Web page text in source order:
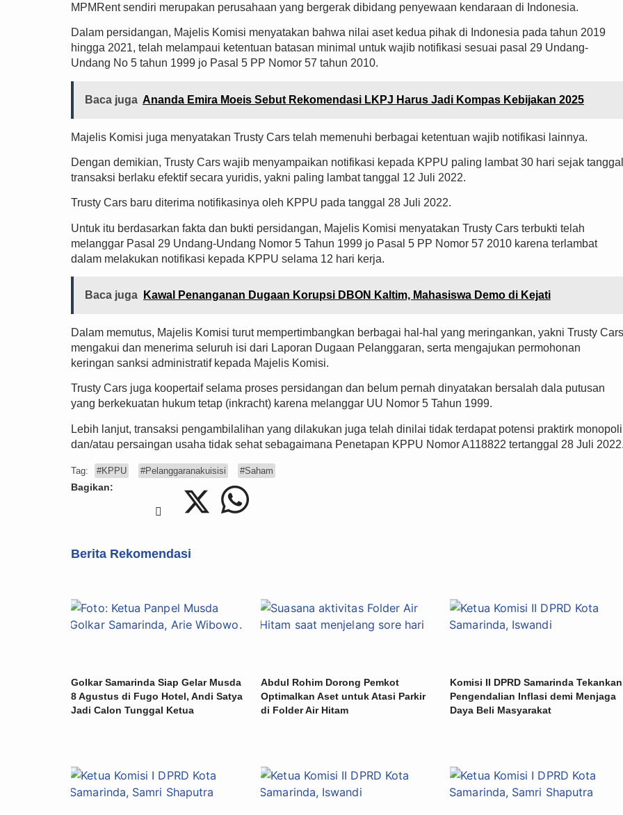
MPMRent sendiri merupakan perusahaan yang bergerak dibidang penyewaan kendaraan di Indonesia.
Dalam persidangan, Majelis Komisi menyatakan bahwa nilai aset kedua pihak di Indonesia pada tahun 2019
hingga 2021, telah melampaui ketentuan batasan minimal untuk wajib notifikasi sesuai pasal 29 Undang-
Undang No 5 tahun 1999 jo Pasal 5 PP Nomor 57 tahun 2010.
Baca juga Ananda Emira Moeis Sebut Rekomendasi LKPJ Harus Jadi Kompas Kebijakan 2025
Majelis Komisi juga menyatakan Trusty Cars telah memenuhi berbagai ketentuan wajib notifikasi lainnya.
Dengan demikian, Trusty Cars wajib menyampaikan notifikasi kepada KPPU paling lambat 30 hari sejak tanggal
transaksi berlaku efektif secara yuridis, yakni paling lambat tanggal 12 Juli 2022.
Trusty Cars baru diterima notifikasinya oleh KPPU pada tanggal 28 Juli 2022.
Untuk itu berdasarkan fakta dan bukti persidangan, Majelis Komisi menyatakan Trusty Cars terbukti telah
melanggar Pasal 29 Undang-Undang Nomor 5 Tahun 1999 jo Pasal 5 PP Nomor 57 2010 karena terlambat
dalam melakukan notifikasi kepada KPPU selama 12 hari kerja.
Baca juga Kawal Penanganan Dugaan Korupsi DBON Kaltim, Mahasiswa Demo di Kejati
Dalam memutus, Majelis Komisi turut mempertimbangkan berbagai hal-hal yang meringankan, yakni Trusty Cars
mengakui dan menerima seluruh isi dari Laporan Dugaan Pelanggaran, serta mengajukan permohonan
keringan sanksi administratif kepada Majelis Komisi.
Trusty Cars juga koopertaif selama proses persidangan dan belum pernah dinyatakan bersalah dala putusan
yang berkekuatan hukum tetap (inkracht) karena melanggar UU Nomor 5 Tahun 1999.
Lebih lanjut, transaksi pengambilalihan yang dilakukan juga telah dinilai tidak terdapat potensi praktirk monopoli
dan/atau persaingan usaha tidak sehat sebagaimana Penetapan KPPU Nomor A118822 tertanggal 28 Juli
Tag: #KPPU #Pelanggaranakuisisi #Saham
Bagikan:
Berita Rekomendasi
Golkar Samarinda Siap Gelar Musda
8 Agustus di Fugo Hotel, Andi Satya
Jadi Calon Tunggal Ketua
Abdul Rohim Dorong Pemkot
Optimalkan Aset untuk Atasi Parkir
di Folder Air Hitam
Komisi II DPRD Samarinda Tekankan
Pengendalian Inflasi demi Menjaga
Daya Beli Masyarakat